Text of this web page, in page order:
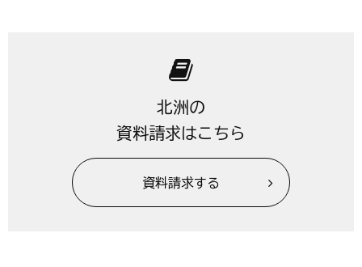
北洲の
資料請求はこちら
資料請求する